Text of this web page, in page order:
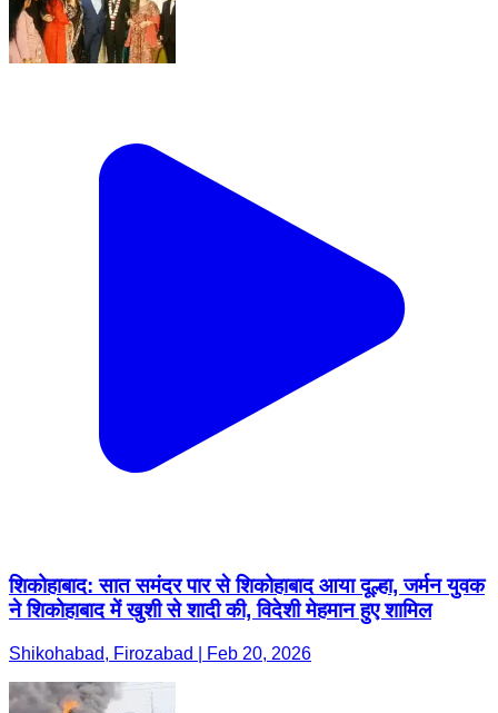
शिकोहाबाद: सात समंदर पार से शिकोहाबाद आया दूल्हा, जर्मन युवक
ने शिकोहाबाद में खुशी से शादी की, विदेशी मेहमान हुए शामिल
Shikohabad, Firozabad | Feb 20, 2026